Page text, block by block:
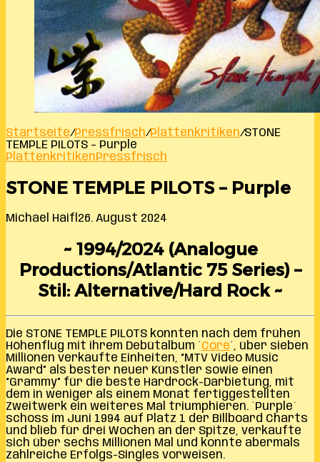
Startseite/Pressfrisch/Plattenkritiken/STONE
TEMPLE PILOTS – Purple
PlattenkritikenPressfrisch
STONE TEMPLE PILOTS – Purple
Michael Haifl 26. August 2024
~ 1994/2024 (Analogue
Productions/Atlantic 75 Series) –
Stil: Alternative/Hard Rock ~
Die STONE TEMPLE PILOTS konnten nach dem frühen
Höhenflug mit ihrem Debütalbum ´Core´, über sieben
Millionen verkaufte Einheiten, “MTV Video Music
Award” als bester neuer Künstler sowie einen
“Grammy” für die beste Hardrock-Darbietung, mit
dem in weniger als einem Monat fertiggestellten
Zweitwerk ein weiteres Mal triumphieren. ´Purple´
schoss im Juni 1994 auf Platz 1 der Billboard Charts
und blieb für drei Wochen an der Spitze, verkaufte
sich über sechs Millionen Mal und konnte abermals
zahlreiche Erfolgs-Singles vorweisen.